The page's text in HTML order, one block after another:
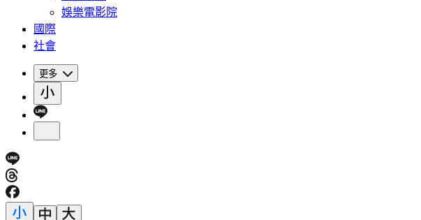
娛樂電影院
國際
社會
更多